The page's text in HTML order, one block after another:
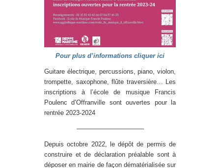
Pour plus d’informations cliquer ici
Guitare électrique, percussions, piano, violon,
trompette, saxophone, flûte traversière… Les
inscriptions à l’école de musique Francis
Poulenc d’Offranville sont ouvertes pour la
rentrée 2023-2024
——————————–
Depuis octobre 2022, le dépôt de permis de
construire et de déclaration préalable sont à
déposer en mairie de façon dématérialisée sur